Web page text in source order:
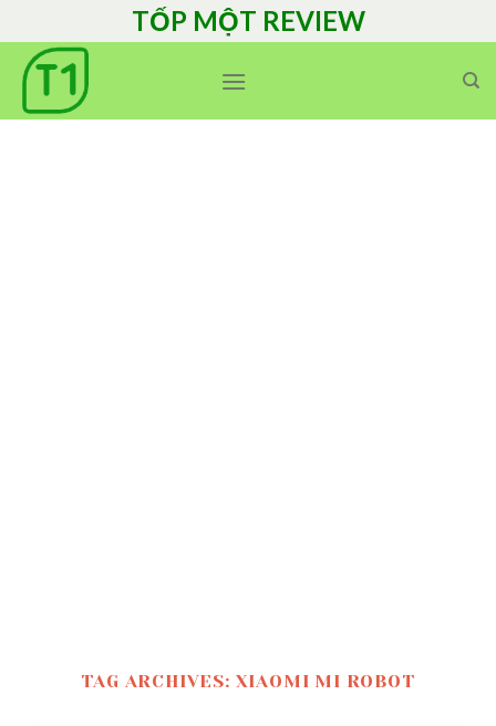
to
content
TỐP MỘT REVIEW
TAG ARCHIVES: XIAOMI MI ROBOT